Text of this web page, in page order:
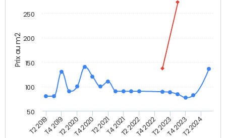
Prix au m2
T2 2019T4 2019T2 2020T4 2020T2 2021T4 2021T2 2022T4 2022T2 2023T4 2023T2 2024
50
100
150
200
250